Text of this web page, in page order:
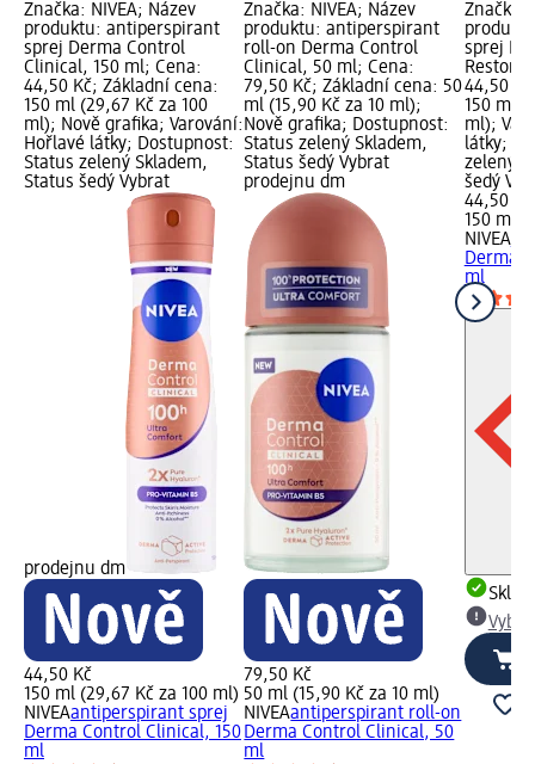
Značka: NIVEA; Název
produktu: antiperspirant
sprej Derma Control
Clinical, 150 ml; Cena:
44,50 Kč; Základní cena:
150 ml (29,67 Kč za 100
ml); Nově grafika; Varování:
Hořlavé látky; Dostupnost:
Status zelený Skladem,
Status šedý Vybrat
prodejnu dm
44,50 Kč
150 ml (29,67 Kč za 100 ml)
NIVEAantiperspirant sprej
Derma Control Clinical, 150
ml
Značka: NIVEA; Název
produktu: antiperspirant
roll-on Derma Control
Clinical, 50 ml; Cena:
79,50 Kč; Základní cena: 50
ml (15,90 Kč za 10 ml);
Nově grafika; Dostupnost:
Status zelený Skladem,
Status šedý Vybrat
prodejnu dm
79,50 Kč
50 ml (15,90 Kč za 10 ml)
NIVEAantiperspirant roll-on
Derma Control Clinical, 50
ml
Značka:
sprej
44,50
150 ml
ml);
látky;
zelený
šedý
44,50 Kč
150 ml
NIVEA
Derma
ml